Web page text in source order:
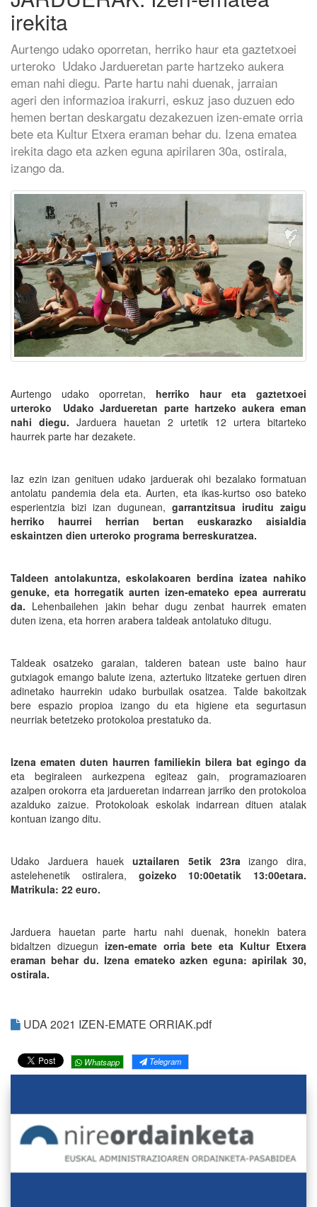
irekita
Aurtengo udako oporretan, herriko haur eta gaztetxoei
urteroko Udako Jardueretan parte hartzeko aukera
eman nahi diegu. Parte hartu nahi duenak, jarraian
ageri den informazioa irakurri, eskuz jaso duzuen edo
hemen bertan deskargatu dezakezuen izen-emate orria
bete eta Kultur Etxera eraman behar du. Izena ematea
irekita dago eta azken eguna apirilaren 30a, ostirala,
izango da.
Aurtengo udako oporretan, herriko haur eta gaztetxoei
urteroko Udako Jardueretan parte hartzeko aukera eman
nahi diegu. Jarduera hauetan 2 urtetik 12 urtera bitarteko
haurrek parte har dezakete.
Iaz ezin izan genituen udako jarduerak ohi bezalako formatuan
antolatu pandemia dela eta. Aurten, eta ikas-kurtso oso bateko
esperientzia bizi izan dugunean, garrantzitsua iruditu zaigu
herriko haurrei herrian bertan euskarazko aisialdia
eskaintzen dien urteroko programa berreskuratzea.
Taldeen antolakuntza, eskolakoaren berdina izatea nahiko
genuke, eta horregatik aurten izen-emateko epea aurreratu
da. Lehenbailehen jakin behar dugu zenbat haurrek ematen
duten izena, eta horren arabera taldeak antolatuko ditugu.
Taldeak osatzeko garaian, talderen batean uste baino haur
gutxiagok emango balute izena, aztertuko litzateke gertuen diren
adinetako haurrekin udako burbuilak osatzea. Talde bakoitzak
bere espazio propioa izango du eta higiene eta segurtasun
neurriak betetzeko protokoloa prestatuko da.
Izena ematen duten haurren familiekin bilera bat egingo da
eta begiraleen aurkezpena egiteaz gain, programazioaren
azalpen orokorra eta jardueretan indarrean jarriko den protokoloa
azalduko zaizue. Protokoloak eskolak indarrean dituen atalak
kontuan izango ditu.
Udako Jarduera hauekuztailaren 5etik 23raizango dira,
astelehenetik ostiralera, goizeko 10:00etatik 13:00etara.
Matrikula: 22 euro.
Jarduera hauetan parte hartu nahi duenak, honekin batera
bidaltzen dizuegun izen-emate orria bete eta Kultur Etxera
eraman behar du. Izena emateko azken eguna: apirilak 30,
ostirala.
UDA 2021 IZEN-EMATE ORRIAK.pdf
Whatsapp Telegram